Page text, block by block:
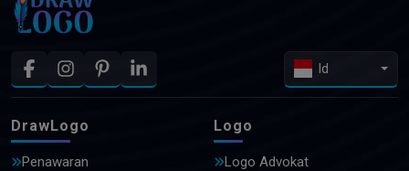
Id
DrawLogo
Penawaran
Logo
Logo Advokat